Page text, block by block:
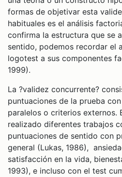
formas de objetivar esta
habituales es el análisis
confirma la estructura que se
sentido, podemos recordar el
logotest a sus componentes
1999).
La ?validez concurrente?
puntuaciones de la prueba
paralelos o criterios externos.
realizado diferentes trabajos
puntuaciones de sentido con
general (Lukas, 1986),
satisfacción en la vida,
1993), e incluso con el test